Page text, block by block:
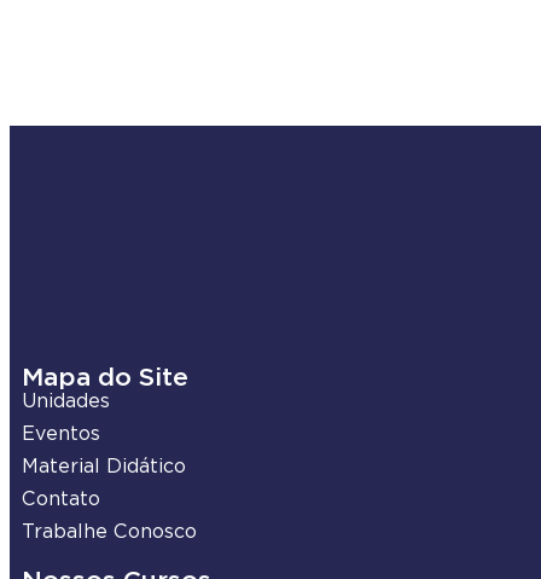
Mapa do Site
Unidades
Eventos
Material Didático
Contato
Trabalhe Conosco